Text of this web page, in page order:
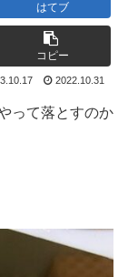
はてブ
コピー
2022.10.31
って落とすのか